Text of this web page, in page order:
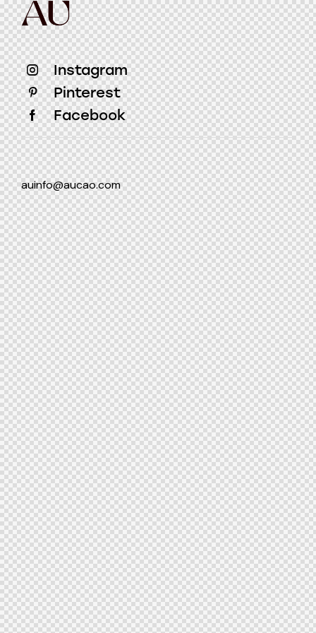
Instagram
Pinterest
Facebook
auinfo@aucao.com